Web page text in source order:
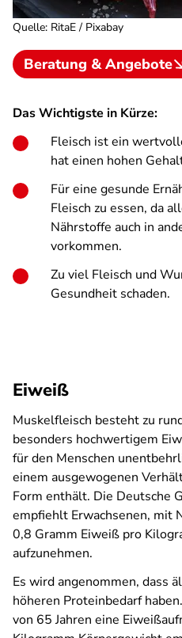
Quelle: RitaE / Pixabay
Beratung & Angebote
Das Wichtigste in Kürze:
Fleisch ist ein
hat einen hohen
Für eine gesunde
Fleisch zu essen, da
Nährstoffe auch in
vorkommen.
Zu viel Fleisch und
Gesundheit schaden.
Eiweiß
Muskelfleisch besteht zu
besonders hochwertigem
für den Menschen
einem ausgewogenen
Form enthält. Die Deutsche
empfiehlt Erwachsenen, mit
0,8 Gramm Eiweiß pro
aufzunehmen.
Es wird angenommen, dass
höheren Proteinbedarf
von 65 Jahren eine